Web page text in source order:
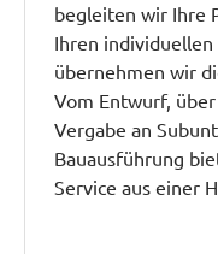
begleiten wir Ihre
Ihren individuellen
übernehmen wir
Vom Entwurf,
Vergabe an
Bauausführung
Service aus einer